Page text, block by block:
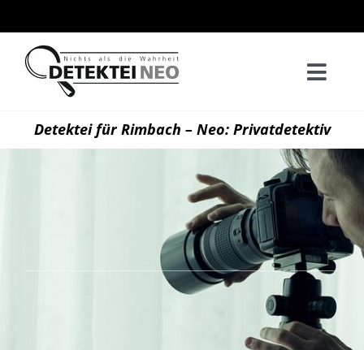
Inhalt
springen
Detektei für Rimbach – Neo: Privatdetektiv